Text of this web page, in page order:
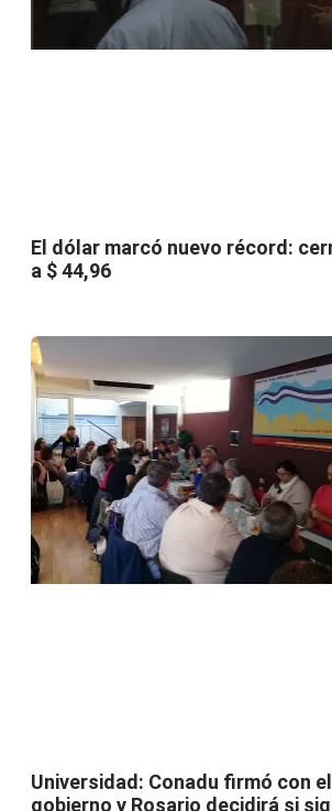
El dólar marcó nuevo récord:
a $ 44,96
Universidad: Conadu firmó con el
gobierno y Rosario decidirá si